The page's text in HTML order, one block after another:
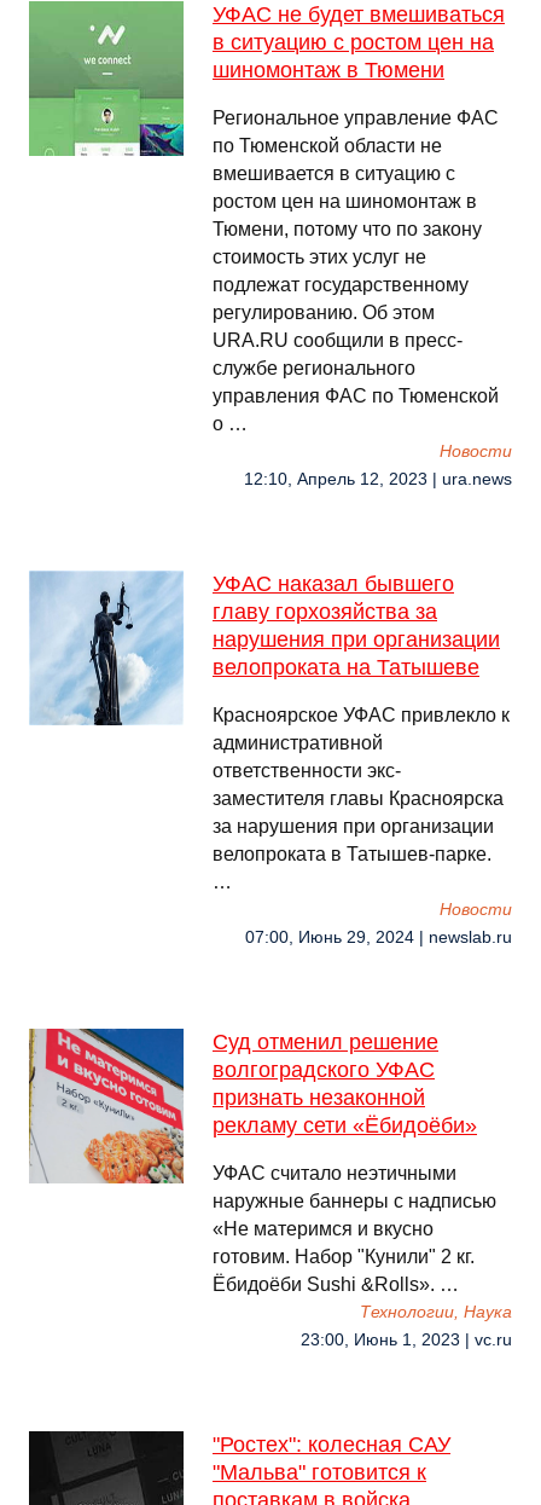
УФАС не будет вмешиваться
в ситуацию с ростом цен на
шиномонтаж в Тюмени
Региональное управление ФАС
по Тюменской области не
вмешивается в ситуацию с
ростом цен на шиномонтаж в
Тюмени, потому что по закону
стоимость этих услуг не
подлежат государственному
регулированию. Об этом
URA.RU сообщили в пресс-
службе регионального
управления ФАС по Тюменской
о …
Новости
12:10, Апрель 12, 2023 | ura.news
УФАС наказал бывшего
главу горхозяйства за
нарушения при организации
велопроката на Татышеве
Красноярское УФАС привлекло к
административной
ответственности экс-
заместителя главы Красноярска
за нарушения при организации
велопроката в Татышев-парке.
…
Новости
07:00, Июнь 29, 2024 | newslab.ru
Суд отменил решение
волгоградского УФАС
признать незаконной
рекламу сети «Ёбидоёби»
УФАС считало неэтичными
наружные баннеры с надписью
«Не материмся и вкусно
готовим. Набор "Кунили" 2 кг.
Ёбидоёби Sushi &Rolls». …
Технологии, Наука
23:00, Июнь 1, 2023 | vc.ru
"Ростех": колесная САУ
"Мальва" готовится к
поставкам в войска